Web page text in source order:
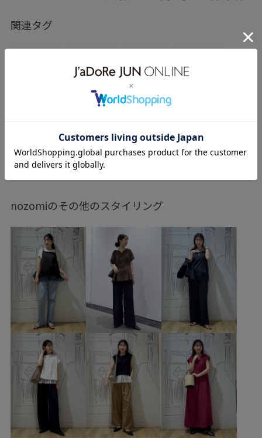
関連タグ
旅行コーデ アウトドアコーデ
女子会コーデ 大人カジュアル
乾燥 トップス カーディガン パンツ チノパンツ
GIX16180 1枚でもオシャレ 26mother'sday
RP26SS_goods RP26SS_サマーニット
RP26SS_着映えるサマーニット UVカット
Wbottoms_pickup きれいめ さらりとした
アクセサリー オンにもオフにも カジュアル
キャッチー コットン コットンツイル コントラスト
ゴム仕様 サイズ調整 サステナブル サテン
スカーフ スッキリ
ストレッチ性 セットアップ
もっと見る
nozomiのその他のスタイリング